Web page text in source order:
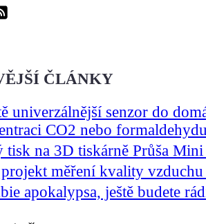
ČLÁNKY
univerzálnější senzor do
CO2 nebo
tisk na 3D tiskárně Průša
měření kvality
apokalypsa, ještě budete